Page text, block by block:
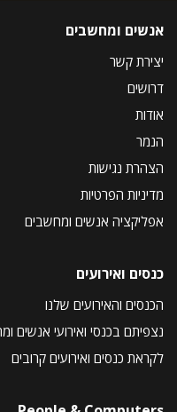
אנשים ומחשבים
יצירת קשר
דרושים
אודות
הנמר
הצהרת נגישות
מדיניות הפרטיות
אפליקציה אנשים ומחשבים
כנסים ואירועים
הכנסים והאירועים שלנו
נצפיתם בכנסי ואירועי אנשים
לקראת כנסים ואירועים קרובים